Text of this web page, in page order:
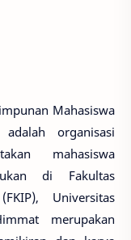
Mahasiswa
adalah organisasi
mahasiswa
di Fakultas
Universitas
merupakan